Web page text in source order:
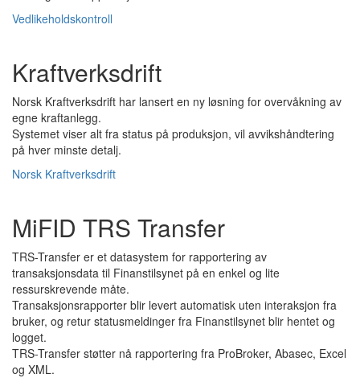
Vedlikeholdskontroll
Kraftverksdrift
Norsk Kraftverksdrift har lansert en ny løsning for overvåkning av
egne kraftanlegg.
Systemet viser alt fra status på produksjon, vil avvikshåndtering
på hver minste detalj.
Norsk Kraftverksdrift
MiFID TRS Transfer
TRS-Transfer er et datasystem for rapportering av
transaksjonsdata til Finanstilsynet på en enkel og lite
ressurskrevende måte.
Transaksjonsrapporter blir levert automatisk uten interaksjon fra
bruker, og retur statusmeldinger fra Finanstilsynet blir hentet og
logget.
TRS-Transfer støtter nå rapportering fra ProBroker, Abasec, Excel
og XML.